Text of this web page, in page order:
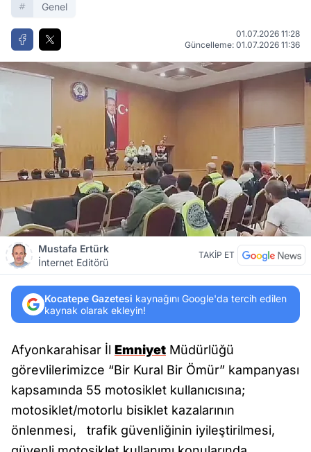
Genel
01.07.2026 11:28
Güncelleme: 01.07.2026 11:36
Mustafa Ertürk
İnternet Editörü
TAKİP ET
Kocatepe Gazetesi kaynağını Google'da tercih edilen
kaynak olarak ekleyin!
Afyonkarahisar İl Emniyet Müdürlüğü
görevlilerimizce “Bir Kural Bir Ömür” kampanyası
kapsamında 55 motosiklet kullanıcısına;
motosiklet/motorlu bisiklet kazalarının
önlenmesi, trafik güvenliğinin iyileştirilmesi,